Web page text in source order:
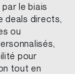
le biais
deals directs,
ou
pour
tout en